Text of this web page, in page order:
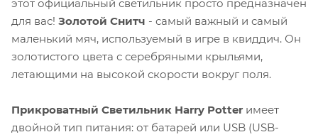
этот официальный светильник просто предназначен
для вас! Золотой Снитч - самый важный и самый
маленький мяч, используемый в игре в квиддич. Он
золотистого цвета с серебряными крыльями,
летающими на высокой скорости вокруг поля.
Прикроватный Светильник Harry Potter имеет
двойной тип питания: от батарей или USB (USB-